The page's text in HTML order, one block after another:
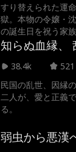
すり替えられた運
獄。本物の令嬢・
の誕生日を祝う家
的な悪女に徹底抗
り戻す痛快な逆転
知らぬ血縁、
38.4k
521
民国の乱世、因縁
二人が、愛と正義
る。
弱虫から悪漢